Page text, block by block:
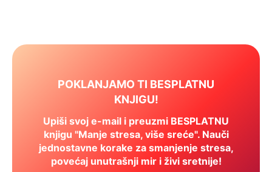
POKLANJAMO TI BESPLATNU
KNJIGU!
Upiši svoj e-mail i preuzmi BESPLATNU
knjigu "Manje stresa, više sreće". Nauči
jednostavne korake za smanjenje stresa,
povećaj unutrašnji mir i živi sretnije!